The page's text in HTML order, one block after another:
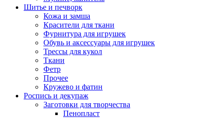
Шитье и печворк
Кожа и замша
Красители для ткани
Фурнитура для игрушек
Обувь и аксессуары для игрушек
Трессы для кукол
Ткани
Фетр
Прочее
Кружево и фатин
Роспись и декупаж
Заготовки для творчества
Пенопласт